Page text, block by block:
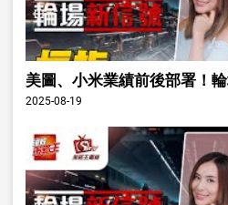
美圖、小米業績前後部署！
2025-08-19